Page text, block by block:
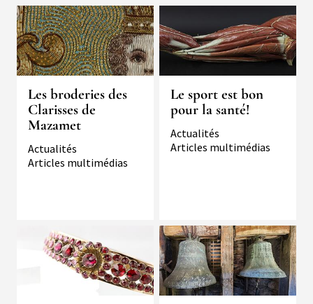
Les broderies des
Clarisses de
Mazamet
Typologie
Actualités
Articles multimédias
Le sport est bon
pour la santé!
Typologie
Actualités
Articles multimédias